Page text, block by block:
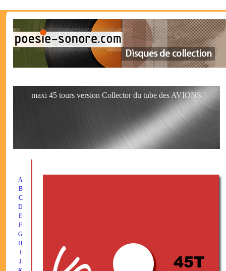
maxi 45 tours version Collector du tube des AVIONS
A
B
C
D
E
F
G
H
I
J